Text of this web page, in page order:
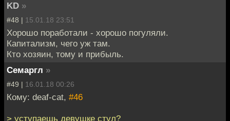
KD »
#48 | 15.01.18 23:51
Хорошо поработали - хорошо погуляли.
Капитализм, чего уж там.
Кто хозяин, тому и прибыль.
Семаргл »
#49 | 16.01.18 00:26
Кому: deaf-cat, #46
> уступаешь девушке стул?